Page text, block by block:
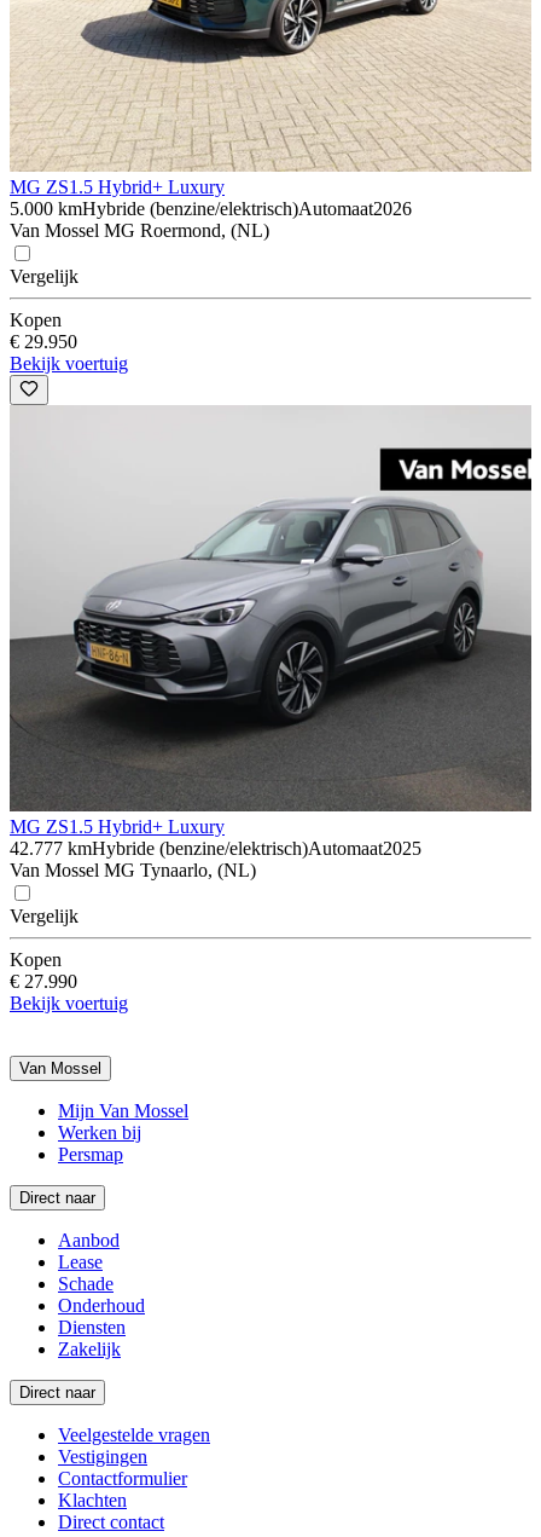
MG ZS1.5 Hybrid+ Luxury
5.000 kmHybride (benzine/elektrisch)Automaat2026
Van Mossel MG Roermond, (NL)
Vergelijk
Kopen
€ 29.950
Bekijk voertuig
MG ZS1.5 Hybrid+ Luxury
42.777 kmHybride (benzine/elektrisch)Automaat2025
Van Mossel MG Tynaarlo, (NL)
Vergelijk
Kopen
€ 27.990
Bekijk voertuig
Van Mossel
Mijn Van Mossel
Werken bij
Persmap
Direct naar
Aanbod
Lease
Schade
Onderhoud
Diensten
Zakelijk
Direct naar
Veelgestelde vragen
Vestigingen
Contactformulier
Klachten
Direct contact